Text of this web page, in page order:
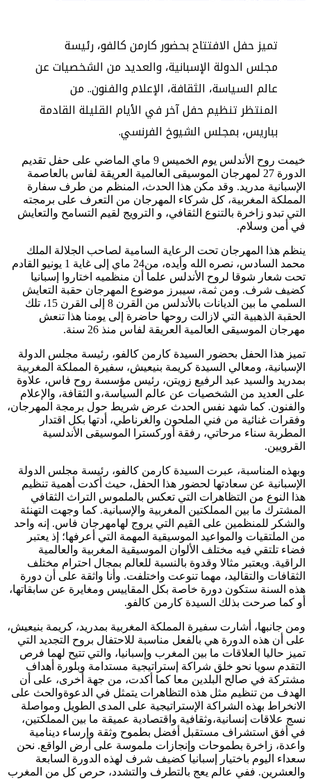
تميز حفل الافتتاح بحضور كارمن كالفو، رئيسة
مجلس الدولة الإسبانية، والعديد من الشخصيات عن
عالم السياسة، الثقافة، الإعلام والفنون.. من
المنتظر تنظيم حفل آخر في الأيام القليلة القادمة
بباريس، بمجلس الشيوخ الفرنسي.
خيمت روح الأندلس يوم الخميس 9 ماي الماضي على حفل تقديم
الدورة 27 لمهرجان الموسيقى العالمية العريقة لفاس بالعاصمة
الإسبانية مدريد. وقد مكن هذا الحدث، المنظم من طرف سفارة
المملكة المغربية، كل شركاء المهرجان من التعرف على برمجته
التي تبدو زاخرة بالتنوع الثقافي، و الترويج لقيم التسامح والتعايش
في أمن وسلام.
ينظم هذا المهرجان تحت الرعاية السامية لصاحب الجلالة الملك
محمد السادس، نصره الله وأيده، من24 ماي إلى غاية 1 يونيو القادم
تحت شعار شوقا لروح الأندلس علما أن منظميه اختاروا إسبانيا
كضيف شرف. ومن ثمة، سيبرز موضوع المهرجان حقبة التعايش
السلمي ما بين الديانات بالأندلس من القرن 8 إلى القرن 15، تلك
الحقبة الذهبية التي لازالت روحها حاضرة إلى يومنا هذا تنعش
مهرجان الموسيقى العالمية العريقة لفاس منذ 26 سنة.
تميز هذا الحفل بحضور السيدة كارمن كالفو، رئيسة مجلس الدولة
الإسبانية، ومعالي السيدة كريمة بنيعيش، سفيرة المملكة المغربية
بمدريد والسيد عبد الرفيع زويتن، رئيس مؤسسة روح فاس، علاوة
على العديد من الشخصيات عن عالم السياسة،و الثقافة، والإعلام
والفنون. كما شهد نفس الحدث عرض شريط حول برمجة المهرجان،
وفقرات غنائية من فني الملحون والغرناطي، أدتها بكل اقتدار
المطربة سناء مرحاتي، رفقة أوركسترا الموسيقى الأندلسية
القرويين.
وبهذه المناسبة، عبرت السيدة كارمن كالفو، رئيسة مجلس الدولة
الإسبانية عن سعادتها لحضور هذا الحفل، حيث أكدت أهمية تنظيم
هذا النوع من التظاهرات التي تعكس بالملموس التراث الثقافي
المشترك ما بين المملكتين المغربية والإسبانية. كما وجهت التهنئة
والشكر للمنظمين على القيم التي يروج لهامهرجان فاس. إنه واحد
من الملتقيات والمواعيد الموسيقية المهمة التي أعرفها؛ إذ يعتبر
فضاء تلتقي فيه مختلف الألوان الموسيقية المغربية والعالمية
الراقية. ويعتبر مثالا وقدوة بالنسبة للعالم بمجال احترام مختلف
الثقافات والتقاليد، مهما تنوعت واختلفت. وأنا واثقة على أن دورة
هذه السنة ستكون دورة خاصة بكل المقاييس ومغايرة عن سابقاتها،
أو كما صرحت بذلك السيدة كارمن كالفو.
ومن جانبها، أشارت سفيرة المملكة المغربية بمدريد، كريمة بنيعيش،
على أن هذه الدورة هي بالفعل مناسبة للاحتفال بروح التجديد التي
تميز حاليا العلاقات ما بين المغرب وإسبانيا، والتي تتيح لهما فرص
التقدم سويا نحو خلق شراكة إستراتيجية مستدامة وبلورة أهداف
مشتركة في صالح البلدين معا كما أكدت، من جهة أخرى، على أن
الهدف من تنظيم مثل هذه التظاهرات يتمثل في الدعوةوالحث على
الانخراط بهذه الشراكة الإستراتيجية على المدى الطويل ومواصلة
نسج علاقات إنسانية،وثقافية واقتصادية عميقة ما بين المملكتين،
في أفق استشراف مستقبل أفضل بطموح وثقة وإرساء دينامية
واعدة، زاخرة بطموحات وإنجازات ملموسة على أرض الواقع. نحن
سعداء اليوم باختيار إسبانيا كضيف شرف لهذه الدورة السابعة
والعشرين. ففي عالم يعج بالتطرف والتشدد، حرص كل من المغرب